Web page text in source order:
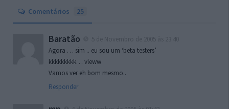
Comentários 25
Baratão
Agora … sim .. eu sou um ‘beta testers’
kkkkkkkkk… vleww
Vamos ver eh bom mesmo..
Responder